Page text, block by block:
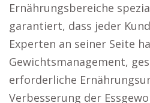
Ernährungsbereiche
garantiert, dass jeder
Experten an seiner Seite
Gewichtsmanagement,
erforderliche
Verbesserung der